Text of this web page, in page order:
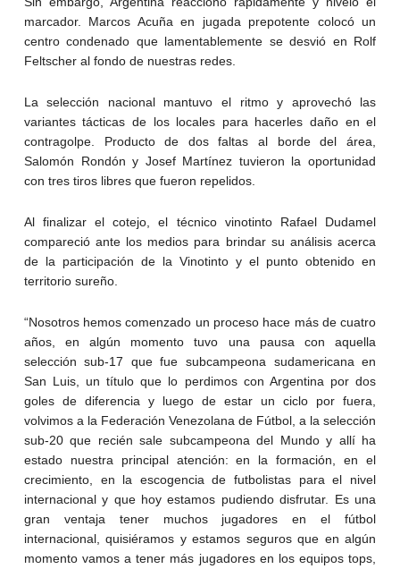
marcador. Marcos Acuña en jugada prepotente colocó un
centro condenado que lamentablemente se desvió en Rolf
Feltscher al fondo de nuestras redes.
La selección nacional mantuvo el ritmo y aprovechó las
variantes tácticas de los locales para hacerles daño en el
contragolpe. Producto de dos faltas al borde del área,
Salomón Rondón y Josef Martínez tuvieron la oportunidad
con tres tiros libres que fueron repelidos.
Al finalizar el cotejo, el técnico vinotinto Rafael Dudamel
compareció ante los medios para brindar su análisis acerca
de la participación de la Vinotinto y el punto obtenido en
territorio sureño.
“Nosotros hemos comenzado un proceso hace más de cuatro
años, en algún momento tuvo una pausa con aquella
selección sub-17 que fue subcampeona sudamericana en
San Luis, un título que lo perdimos con Argentina por dos
goles de diferencia y luego de estar un ciclo por fuera,
volvimos a la Federación Venezolana de Fútbol, a la selección
sub-20 que recién sale subcampeona del Mundo y allí ha
estado nuestra principal atención: en la formación, en el
crecimiento, en la escogencia de futbolistas para el nivel
internacional y que hoy estamos pudiendo disfrutar. Es una
gran ventaja tener muchos jugadores en el fútbol
internacional, quisiéramos y estamos seguros que en algún
momento vamos a tener más jugadores en los equipos tops,